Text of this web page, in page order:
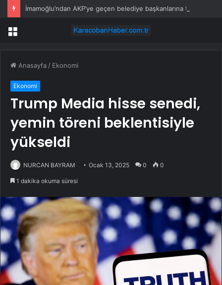
İmamoğlu’ndan AKP’ye geçen belediye başkanlarına tepki
Menü
Anasayfa / Ekonomi
Ekonomi
Trump Media hisse senedi,
yemin töreni beklentisiyle
yükseldi
NURCAN BAYRAM Ocak 13, 2025 0 0
1 dakika okuma süresi